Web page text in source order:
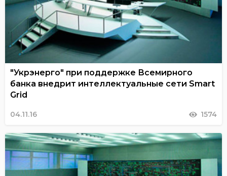
"Укрэнерго" при поддержке Всемирного
банка внедрит интеллектуальные сети Smart
Grid
04.11.16 1574